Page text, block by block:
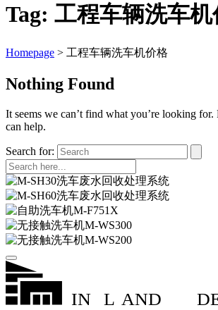
Tag: 工程车辆洗车机
Homepage > 工程车辆洗车机价格
Nothing Found
It seems we can’t find what you’re looking for.
can help.
Search for:
IN L AND